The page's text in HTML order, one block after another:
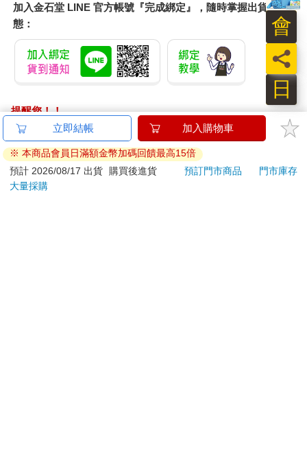
加入金石堂 LINE 官方帳號『完成綁定』，隨時掌握出貨動
態：
提醒您！！
金石堂及銀行均不會請您操作ATM! 如接獲電話要求您前往
ATM提款機，請不要聽從指示，以免受騙上當！
退換貨須知：
**提醒您，鑑賞期不等於試用期，退回商品須為全新狀態**
日
員
會